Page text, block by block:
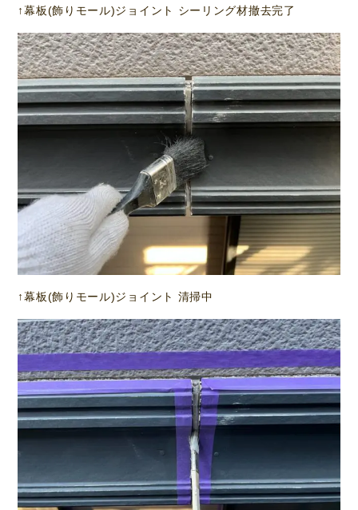
↑幕板(飾りモール)ジョイント シーリング材撤去完了
↑幕板(飾りモール)ジョイント 清掃中